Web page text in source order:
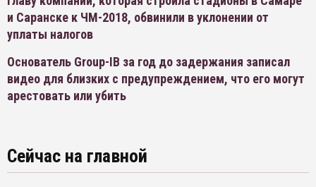
и Саранске к ЧМ-2018, обвинили в уклонении от
уплаты налогов
Основатель Group-IB за год до задержания записал
видео для близких с предупреждением, что его могут
арестовать или убить
Сейчас на главной